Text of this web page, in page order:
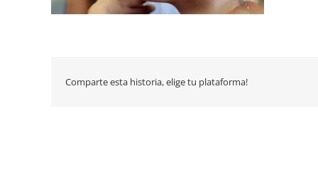
Comparte esta historia, elige tu plataforma!